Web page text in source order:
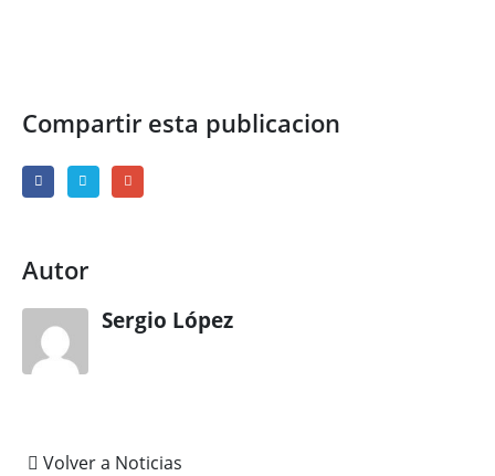
Compartir esta publicacion
Autor
Sergio López
Volver a Noticias